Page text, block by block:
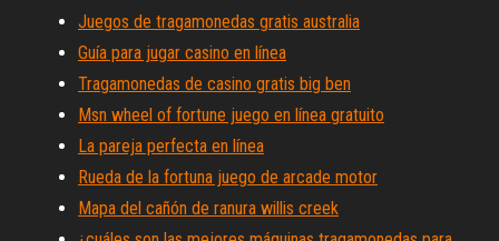
Juegos de tragamonedas gratis australia
Guía para jugar casino en línea
Tragamonedas de casino gratis big ben
Msn wheel of fortune juego en línea gratuito
La pareja perfecta en línea
Rueda de la fortuna juego de arcade motor
Mapa del cañón de ranura willis creek